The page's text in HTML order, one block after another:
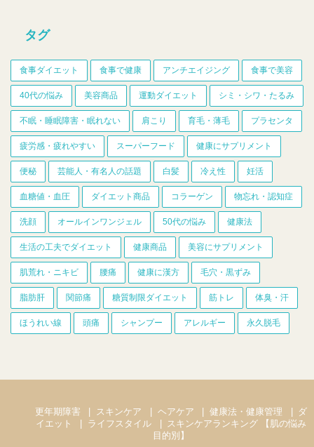
タグ
食事ダイエット 食事で健康 アンチエイジング 食事で美容
40代の悩み 美容商品 運動ダイエット シミ・シワ・たるみ
不眠・睡眠障害・眠れない 肩こり 育毛・薄毛 プラセンタ
疲労感・疲れやすい スーパーフード 健康にサプリメント
便秘 芸能人・有名人の話題 白髪 冷え性 妊活
血糖値・血圧 ダイエット商品 コラーゲン 物忘れ・認知症
洗顔 オールインワンジェル 50代の悩み 健康法
生活の工夫でダイエット 健康商品 美容にサプリメント
肌荒れ・ニキビ 腰痛 健康に漢方 毛穴・黒ずみ
脂肪肝 関節痛 糖質制限ダイエット 筋トレ 体臭・汗
ほうれい線 頭痛 シャンプー アレルギー 永久脱毛
更年期障害 スキンケア ヘアケア 健康法・健康管理
ダ
イエット
ライフスタイル
スキンケアランキング 【肌の悩み
目的別】